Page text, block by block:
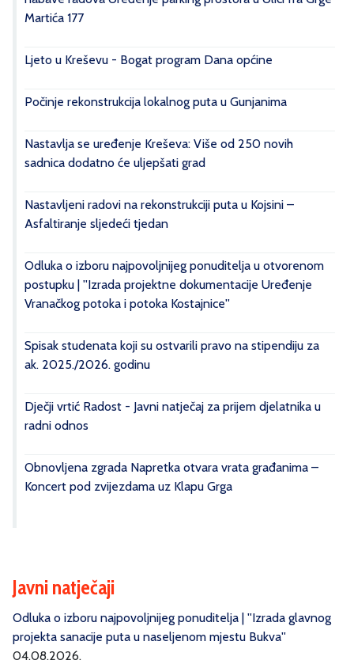
Martića 177
Ljeto u Kreševu - Bogat program Dana općine
Počinje rekonstrukcija lokalnog puta u Gunjanima
Nastavlja se uređenje Kreševa: Više od 250 novih
sadnica dodatno će uljepšati grad
Nastavljeni radovi na rekonstrukciji puta u Kojsini –
Asfaltiranje sljedeći tjedan
Odluka o izboru najpovoljnijeg ponuditelja u otvorenom
postupku | ''Izrada projektne dokumentacije Uređenje
Vranačkog potoka i potoka Kostajnice''
Spisak studenata koji su ostvarili pravo na stipendiju za
ak. 2025./2026. godinu
Dječji vrtić Radost - Javni natječaj za prijem djelatnika u
radni odnos
Obnovljena zgrada Napretka otvara vrata građanima –
Koncert pod zvijezdama uz Klapu Grga
Javni natječaji
Odluka o izboru najpovoljnijeg ponuditelja | ''Izrada glavnog
projekta sanacije puta u naseljenom mjestu Bukva''
04.08.2026.